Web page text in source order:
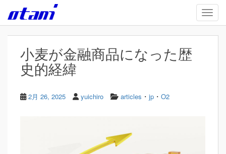
Skip to main content
小麦が金融商品になった歴
史的経緯
2月 26, 2025 yuichiro articles ・ jp ・ O2